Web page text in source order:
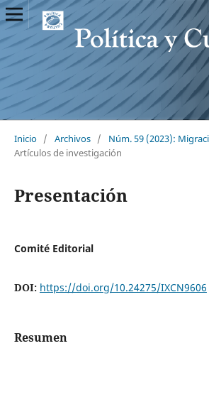
Inicio / Archivos / Núm. 59 (2023):
Artículos de investigación
Presentación
Comité Editorial
DOI: https://doi.org/10.24275/IXCN9606
Resumen